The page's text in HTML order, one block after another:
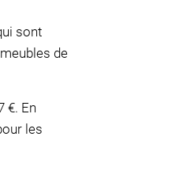
sont
de
€. En
les